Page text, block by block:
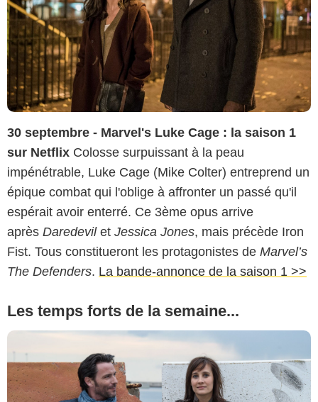
30 septembre - Marvel's Luke Cage : la saison 1
sur Netflix Colosse surpuissant à la peau
impénétrable, Luke Cage (Mike Colter) entreprend un
épique combat qui l'oblige à affronter un passé qu'il
espérait avoir enterré. Ce 3ème opus arrive
après Daredevilet Jessica Jones, mais précède Iron
Fist. Tous constitueront les protagonistes de Marvel’s
The Defenders. La bande-annonce de la saison 1 >>
Les temps forts de la semaine...